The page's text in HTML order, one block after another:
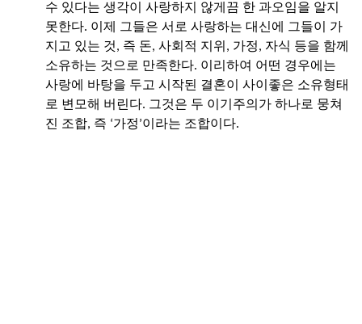
수 있다는 생각이 사랑하지 않게끔 한 과오임을 알지
못한다. 이제 그들은 서로 사랑하는 대신에 그들이 가
지고 있는 것, 즉 돈, 사회적 지위, 가정, 자식 등을 함께
소유하는 것으로 만족한다. 이리하여 어떤 경우에는
사랑에 바탕을 두고 시작된 결혼이 사이좋은 소유형태
로 변모해 버린다. 그것은 두 이기주의가 하나로 뭉쳐
진 조합, 즉 ‘가정’이라는 조합이다.